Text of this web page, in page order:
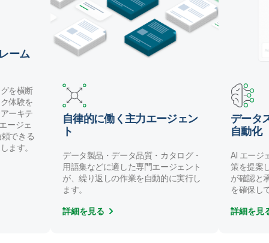
ーム
を横断
体験を
ーキテ
ージェ
できる
ます。
自律的に働く主力エージェン
ト
データ製品・データ品質・カタログ・
用語集などに適した専門エージェント
が、繰り返しの作業を自動的に実行し
ます。
詳細を見る
データ
自動化
AI エージ
策を提案
が確認と
を確保し
詳細を見